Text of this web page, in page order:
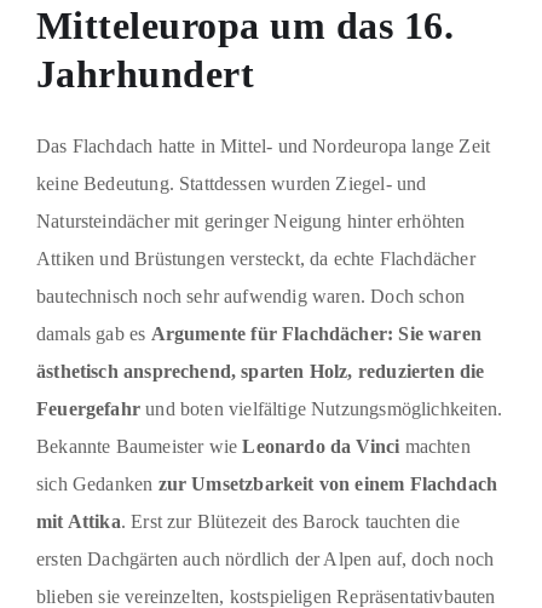
Mitteleuropa um das 16.
Jahrhundert
Das Flachdach hatte in Mittel- und Nordeuropa lange Zeit
keine Bedeutung. Stattdessen wurden Ziegel- und
Natursteindächer mit geringer Neigung hinter erhöhten
Attiken und Brüstungen versteckt, da echte Flachdächer
bautechnisch noch sehr aufwendig waren. Doch schon
damals gab es Argumente für Flachdächer: Sie waren
ästhetisch ansprechend, sparten Holz, reduzierten die
Feuergefahrund boten vielfältige Nutzungsmöglichkeiten.
Bekannte Baumeister wieLeonardo da Vinci machten
sich Gedanken zur Umsetzbarkeit von einem Flachdach
mit Attika. Erst zur Blütezeit des Barock tauchten die
ersten Dachgärten auch nördlich der Alpen auf, doch noch
blieben sie vereinzelten, kostspieligen Repräsentativbauten